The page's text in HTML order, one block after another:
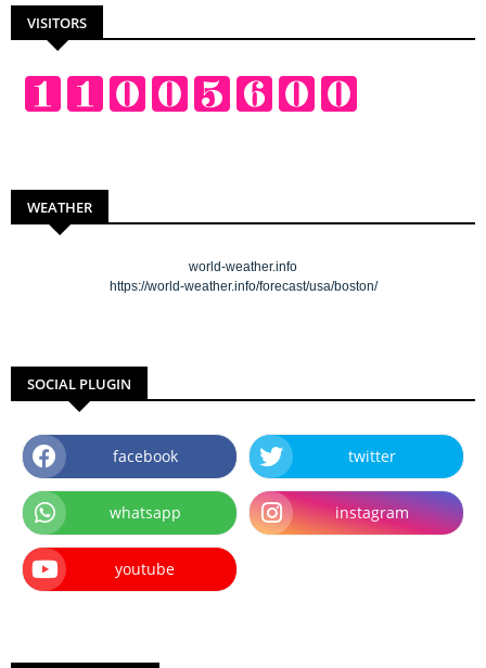
VISITORS
WEATHER
world-weather.info
https://world-weather.info/forecast/usa/boston/
SOCIAL PLUGIN
facebook twitter
whatsapp instagram
youtube